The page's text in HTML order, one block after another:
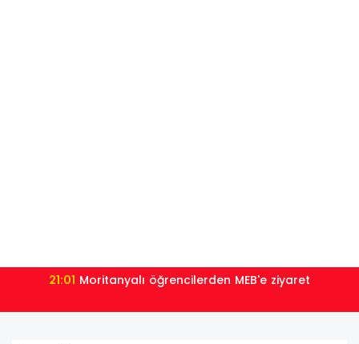
21:01 Moritanyalı öğrencilerden MEB'e ziyaret